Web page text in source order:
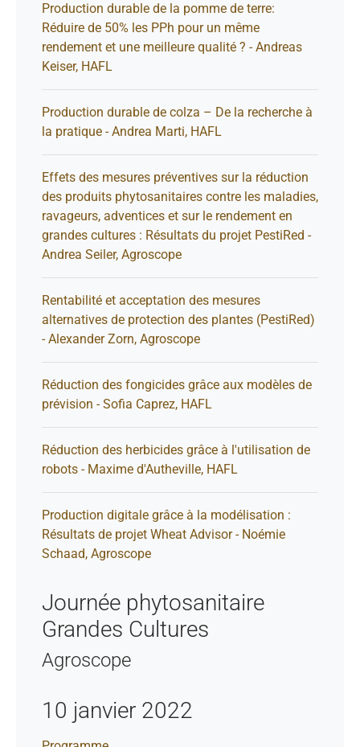
Production durable de la pomme de terre:
Réduire de 50% les PPh pour un même
rendement et une meilleure qualité ? - Andreas
Keiser, HAFL
Production durable de colza – De la recherche à
la pratique - Andrea Marti, HAFL
Effets des mesures préventives sur la réduction
des produits phytosanitaires contre les maladies,
ravageurs, adventices et sur le rendement en
grandes cultures : Résultats du projet PestiRed -
Andrea Seiler, Agroscope
Rentabilité et acceptation des mesures
alternatives de protection des plantes (PestiRed)
- Alexander Zorn, Agroscope
Réduction des fongicides grâce aux modèles de
prévision - Sofia Caprez, HAFL
Réduction des herbicides grâce à l'utilisation de
robots - Maxime d'Autheville, HAFL
Production digitale grâce à la modélisation :
Résultats de projet Wheat Advisor - Noémie
Schaad, Agroscope
Journée phytosanitaire
Grandes Cultures
Agroscope
10 janvier 2022